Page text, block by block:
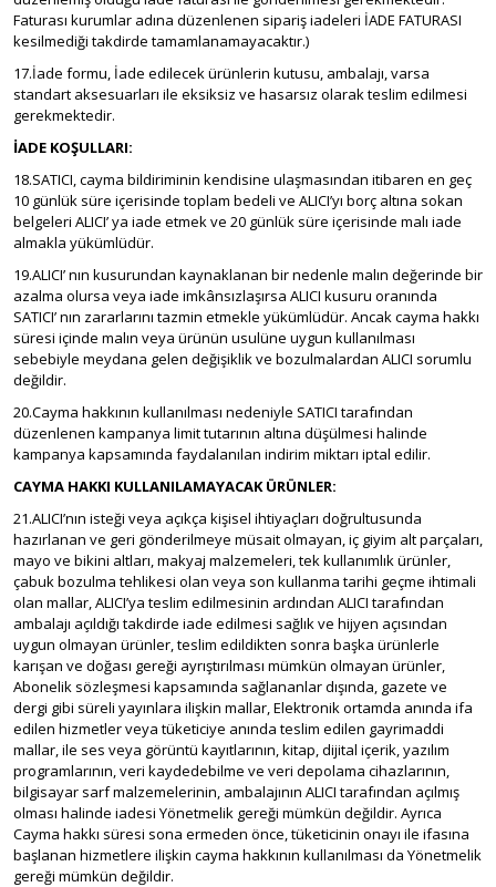
Faturası kurumlar adına düzenlenen sipariş iadeleri İADE FATURASI
kesilmediği takdirde tamamlanamayacaktır.)
17.İade formu, İade edilecek ürünlerin kutusu, ambalajı, varsa
standart aksesuarları ile eksiksiz ve hasarsız olarak teslim edilmesi
gerekmektedir.
İADE KOŞULLARI:
18.SATICI, cayma bildiriminin kendisine ulaşmasından itibaren en geç
10 günlük süre içerisinde toplam bedeli ve ALICI’yı borç altına sokan
belgeleri ALICI’ ya iade etmek ve 20 günlük süre içerisinde malı iade
almakla yükümlüdür.
19.ALICI’ nın kusurundan kaynaklanan bir nedenle malın değerinde bir
azalma olursa veya iade imkânsızlaşırsa ALICI kusuru oranında
SATICI’ nın zararlarını tazmin etmekle yükümlüdür. Ancak cayma hakkı
süresi içinde malın veya ürünün usulüne uygun kullanılması
sebebiyle meydana gelen değişiklik ve bozulmalardan ALICI sorumlu
değildir.
20.Cayma hakkının kullanılması nedeniyle SATICI tarafından
düzenlenen kampanya limit tutarının altına düşülmesi halinde
kampanya kapsamında faydalanılan indirim miktarı iptal edilir.
CAYMA HAKKI KULLANILAMAYACAK ÜRÜNLER:
21.ALICI’nın isteği veya açıkça kişisel ihtiyaçları doğrultusunda
hazırlanan ve geri gönderilmeye müsait olmayan, iç giyim alt parçaları,
mayo ve bikini altları, makyaj malzemeleri, tek kullanımlık ürünler,
çabuk bozulma tehlikesi olan veya son kullanma tarihi geçme ihtimali
olan mallar, ALICI’ya teslim edilmesinin ardından ALICI tarafından
ambalajı açıldığı takdirde iade edilmesi sağlık ve hijyen açısından
uygun olmayan ürünler, teslim edildikten sonra başka ürünlerle
karışan ve doğası gereği ayrıştırılması mümkün olmayan ürünler,
Abonelik sözleşmesi kapsamında sağlananlar dışında, gazete ve
dergi gibi süreli yayınlara ilişkin mallar, Elektronik ortamda anında ifa
edilen hizmetler veya tüketiciye anında teslim edilen gayrimaddi
mallar, ile ses veya görüntü kayıtlarının, kitap, dijital içerik, yazılım
programlarının, veri kaydedebilme ve veri depolama cihazlarının,
bilgisayar sarf malzemelerinin, ambalajının ALICI tarafından açılmış
olması halinde iadesi Yönetmelik gereği mümkün değildir. Ayrıca
Cayma hakkı süresi sona ermeden önce, tüketicinin onayı ile ifasına
başlanan hizmetlere ilişkin cayma hakkının kullanılması da Yönetmelik
gereği mümkün değildir.